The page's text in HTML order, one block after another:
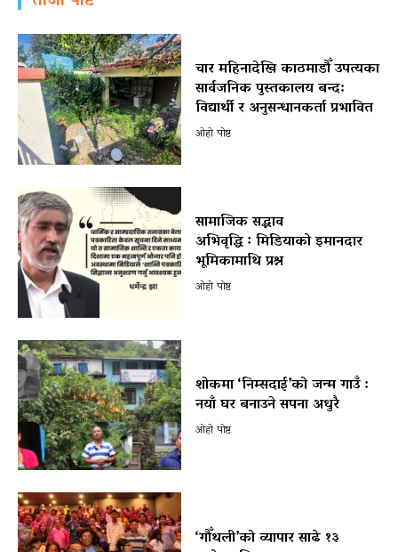
चार महिनादेखि काठमाडौँ उपत्यका
सार्वजनिक पुस्तकालय बन्द:
विद्यार्थी र अनुसन्धानकर्ता प्रभावित
ओहो पोष्ट
सामाजिक सद्भाव
अभिवृद्धि ः मिडियाको इमानदार
भूमिकामाथि प्रश्न
ओहो पोष्ट
शोकमा ‘निम्सदाई’को जन्म गाउँ :
नयाँ घर बनाउने सपना अधुरै
ओहो पोष्ट
‘गौँथली’को व्यापार साढे १३